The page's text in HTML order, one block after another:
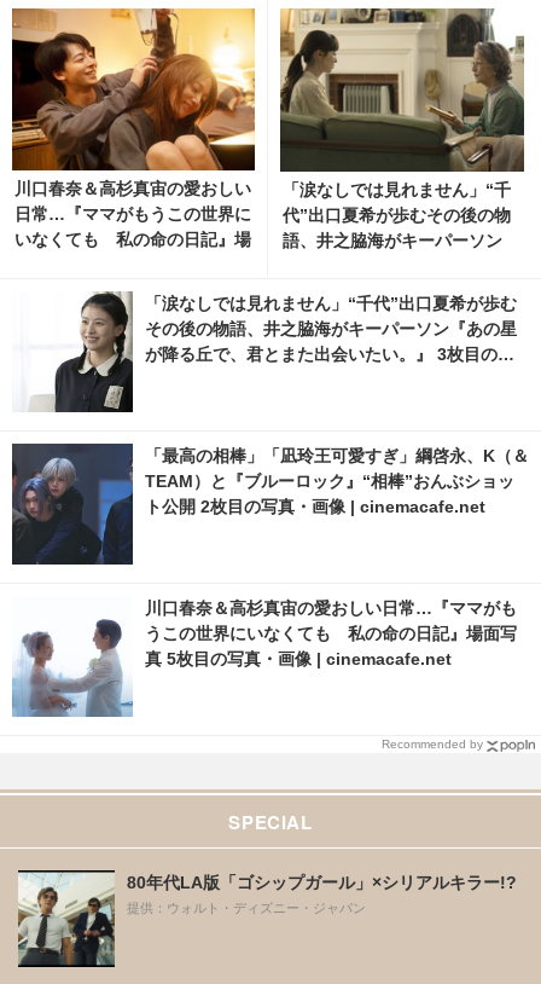
川口春奈＆高杉真宙の愛おしい
日常…『ママがもうこの世界に
いなくても 私の命の日記』場
nemacafe.net
「涙なしでは見れません」“千
代”出口夏希が歩むその後の物
語、井之脇海がキーパーソン
出会いたい。』 9枚目の写真・
画像 | cinemacafe.net
「涙なしでは見れません」“千代”出口夏希が歩む
その後の物語、井之脇海がキーパーソン『あの星
が降る丘で、君とまた出会いたい。』 3枚目の写
「最高の相棒」「凪玲王可愛すぎ」綱啓永、K（＆
TEAM）と『ブルーロック』“相棒”おんぶショッ
ト公開 2枚目の写真・画像 | cinemacafe.net
川口春奈＆高杉真宙の愛おしい日常…『ママがも
うこの世界にいなくても 私の命の日記』場面写
真 5枚目の写真・画像 | cinemacafe.net
Recommended by
SPECIAL
80年代LA版「ゴシップガール」×シリアルキラー!?
提供：ウォルト・ディズニー・ジャパン